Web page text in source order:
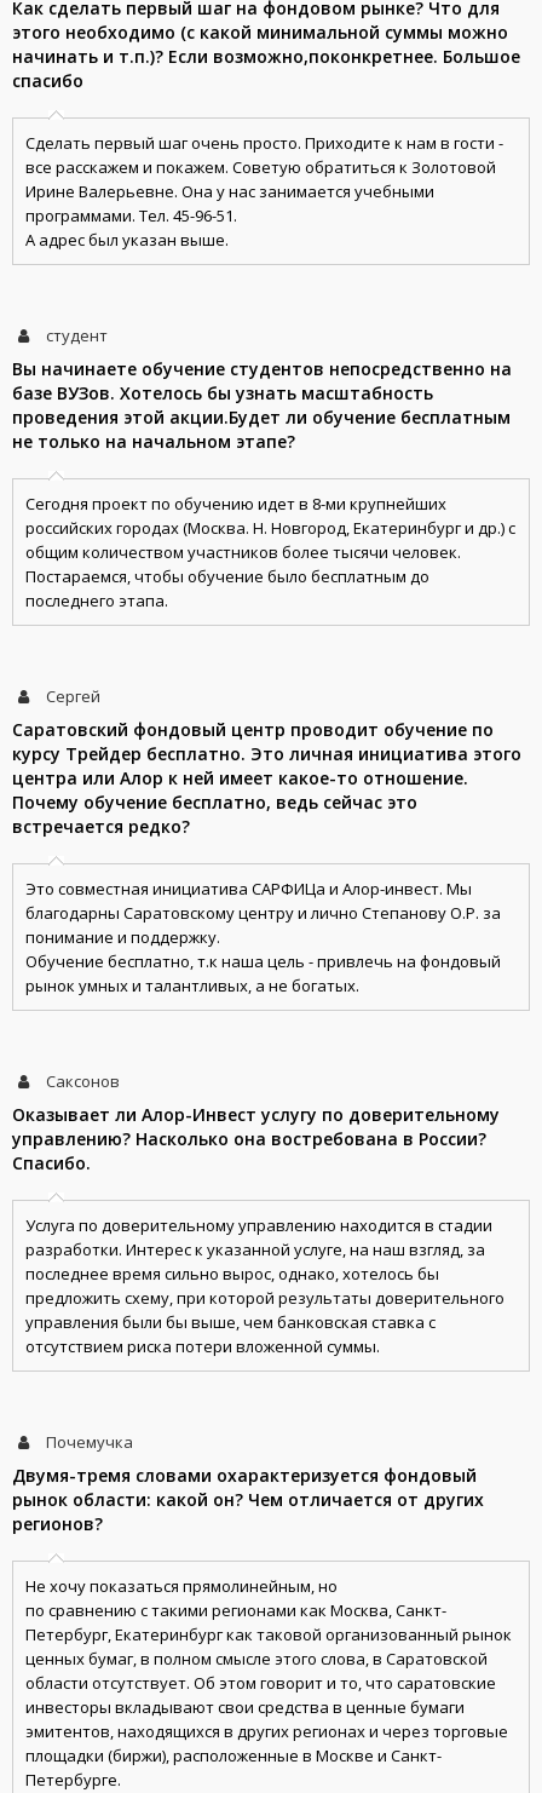
Как сделать первый шаг на фондовом рынке? Что для
этого необходимо (с какой минимальной суммы можно
начинать и т.п.)? Если возможно,поконкретнее. Большое
спасибо
Сделать первый шаг очень просто. Приходите к нам в гости -
все расскажем и покажем. Советую обратиться к Золотовой
Ирине Валерьевне. Она у нас занимается учебными
программами. Тел. 45-96-51.
А адрес был указан выше.
студент
Вы начинаете обучение студентов непосредственно на
базе ВУЗов. Хотелось бы узнать масштабность
проведения этой акции.Будет ли обучение бесплатным
не только на начальном этапе?
Сегодня проект по обучению идет в 8-ми крупнейших
российских городах (Москва. Н. Новгород, Екатеринбург и др.) с
общим количеством участников более тысячи человек.
Постараемся, чтобы обучение было бесплатным до
последнего этапа.
Сергей
Саратовский фондовый центр проводит обучение по
курсу Трейдер бесплатно. Это личная инициатива этого
центра или Алор к ней имеет какое-то отношение.
Почему обучение бесплатно, ведь сейчас это
встречается редко?
Это совместная инициатива САРФИЦа и Алор-инвест. Мы
благодарны Саратовскому центру и лично Степанову О.Р. за
понимание и поддержку.
Обучение бесплатно, т.к наша цель - привлечь на фондовый
рынок умных и талантливых, а не богатых.
Саксонов
Оказывает ли Алор-Инвест услугу по доверительному
управлению? Насколько она востребована в России?
Спасибо.
Услуга по доверительному управлению находится в стадии
разработки. Интерес к указанной услуге, на наш взгляд, за
последнее время сильно вырос, однако, хотелось бы
предложить схему, при которой результаты доверительного
управления были бы выше, чем банковская ставка с
отсутствием риска потери вложенной суммы.
Почемучка
Двумя-тремя словами охарактеризуется фондовый
рынок области: какой он? Чем отличается от других
регионов?
Не хочу показаться прямолинейным, но
по сравнению с такими регионами как Москва, Санкт-
Петербург, Екатеринбург как таковой организованный рынок
ценных бумаг, в полном смысле этого слова, в Саратовской
области отсутствует. Об этом говорит и то, что саратовские
инвесторы вкладывают свои средства в ценные бумаги
эмитентов, находящихся в других регионах и через торговые
площадки (биржи), расположенные в Москве и Санкт-
Петербурге.